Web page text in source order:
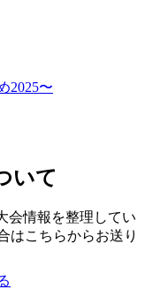
2025〜
いて
会情報を整理してい
はこちらからお送り